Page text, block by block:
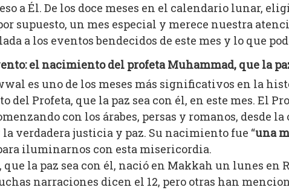
a Él. De los doce meses en el calendario lunar,
supuesto, un mes especial y merece nuestra
a los eventos bendecidos de este mes y lo que
el nacimiento del profeta Muhammad, que la
es uno de los meses más significativos en la
del Profeta, que la paz sea con él, en este mes. El
con los árabes, persas y romanos, desde
verdadera justicia y paz. Su nacimiento fue “una
iluminarnos con esta misericordia.
que la paz sea con él, nació en Makkah un lunes
narraciones dicen el 12, pero otras han